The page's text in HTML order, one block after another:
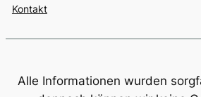
Kontakt
Alle Informationen wurden